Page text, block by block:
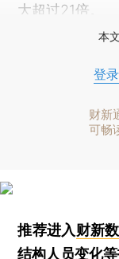
大超过21倍。
本
登录
财新
可畅
推荐进入财新
结构人员变化等